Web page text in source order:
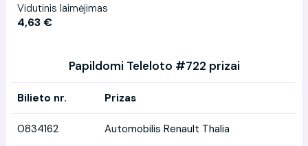
Vidutinis laimėjimas
4,63 €
Papildomi Teleloto #722 prizai
Bilieto nr. Prizas
0834162 Automobilis Renault Thalia